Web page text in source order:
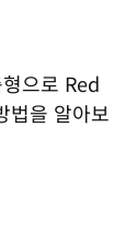
으로 Red
법을 알아보